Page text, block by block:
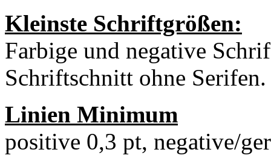
Kleinste Schriftgrößen:
Farbige und negative
Schriftschnitt ohne Serifen.
Linien Minimum
positive 0,3 pt, negative/